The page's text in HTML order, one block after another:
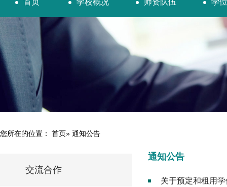
首页 学校概况 师资队伍 学
您所在的位置： 首页» 通知公告
交流合作
通知公告
关于预定和租用